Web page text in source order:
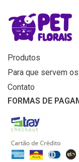
MENU
Home
Produtos
Para que servem
Contato
FORMAS DE